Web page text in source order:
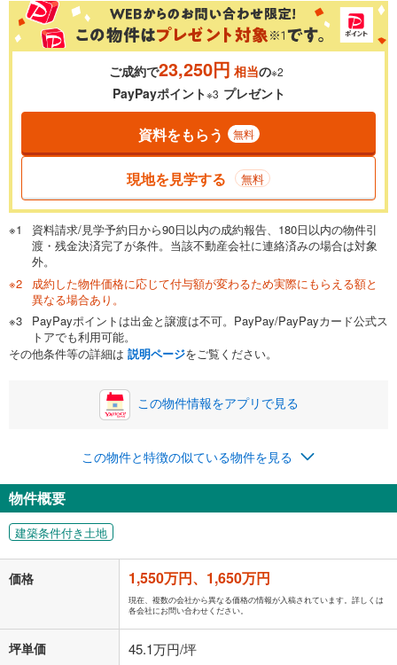
ご成約で23,250円 相当の※2
PayPayポイント※3 プレゼント
資料をもらう 無料
現地を見学する 無料
資料請求/見学予約日から90日以内の成約報告、180日以内の物件引
渡・残金決済完了が条件。当該不動産会社に連絡済みの場合は対象
外。
成約した物件価格に応じて付与額が変わるため実際にもらえる額と
異なる場合あり。
PayPayポイントは出金と譲渡は不可。PayPay/PayPayカード公式ス
トアでも利用可能。
その他条件等の詳細は 説明ページをご覧ください。
この物件情報をアプリで見る
この物件と特徴の似ている物件を見る
物件概要
建築条件付き土地
価格 1,550万円、1,650万円
現在、複数の会社から異なる価格の情報が入稿されています。詳しくは
各会社にお問い合わせください。
坪単価 45.1万円/坪